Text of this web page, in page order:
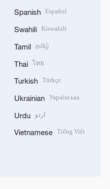
Spanish Español
Swahili Kiswahili
Tamil தமிழ்
Thai ไทย
Turkish Türkçe
Ukrainian Українська
Urdu اردو
Vietnamese Tiếng Việt